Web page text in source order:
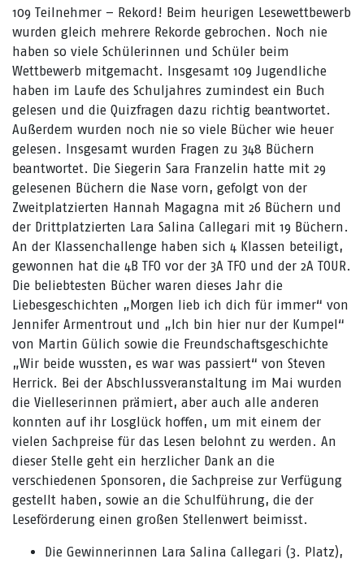
109 Teilnehmer – Rekord! Beim heurigen Lesewettbewerb
wurden gleich mehrere Rekorde gebrochen. Noch nie
haben so viele Schülerinnen und Schüler beim
Wettbewerb mitgemacht. Insgesamt 109 Jugendliche
haben im Laufe des Schuljahres zumindest ein Buch
gelesen und die Quizfragen dazu richtig beantwortet.
Außerdem wurden noch nie so viele Bücher wie heuer
gelesen. Insgesamt wurden Fragen zu 348 Büchern
beantwortet. Die Siegerin Sara Franzelin hatte mit 29
gelesenen Büchern die Nase vorn, gefolgt von der
Zweitplatzierten Hannah Magagna mit 26 Büchern und
der Drittplatzierten Lara Salina Callegari mit 19 Büchern.
An der Klassenchallenge haben sich 4 Klassen beteiligt,
gewonnen hat die 4B TFO vor der 3A TFO und der 2A TOUR.
Die beliebtesten Bücher waren dieses Jahr die
Liebesgeschichten „Morgen lieb ich dich für immer“ von
Jennifer Armentrout und „Ich bin hier nur der Kumpel“
von Martin Gülich sowie die Freundschaftsgeschichte
„Wir beide wussten, es war was passiert“ von Steven
Herrick. Bei der Abschlussveranstaltung im Mai wurden
die Vielleserinnen prämiert, aber auch alle anderen
konnten auf ihr Losglück hoffen, um mit einem der
vielen Sachpreise für das Lesen belohnt zu werden. An
dieser Stelle geht ein herzlicher Dank an die
verschiedenen Sponsoren, die Sachpreise zur Verfügung
gestellt haben, sowie an die Schulführung, die der
Leseförderung einen großen Stellenwert beimisst.
Die Gewinnerinnen Lara Salina Callegari (3. Platz),